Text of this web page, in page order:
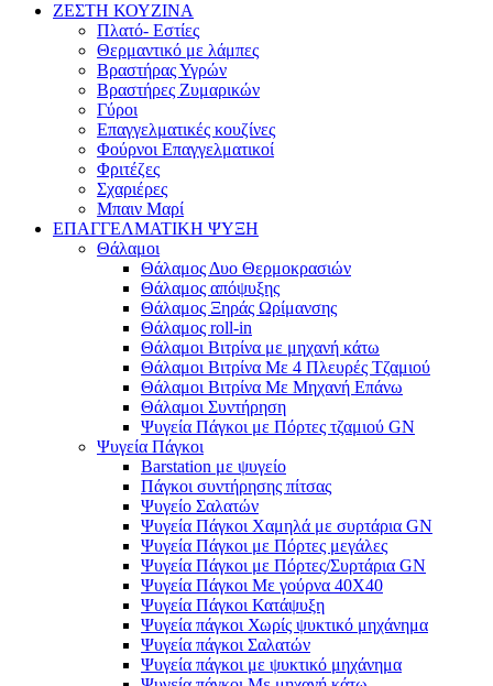
ΖΕΣΤΗ ΚΟΥΖΙΝΑ
Πλατό- Εστίες
Θερμαντικό με λάμπες
Βραστήρας Υγρών
Βραστήρες Ζυμαρικών
Γύροι
Επαγγελματικές κουζίνες
Φούρνοι Επαγγελματικοί
Φριτέζες
Σχαριέρες
Μπαιν Μαρί
ΕΠΑΓΓΕΛΜΑΤΙΚΗ ΨΥΞΗ
Θάλαμοι
Θάλαμος Δυο Θερμοκρασιών
Θάλαμος απόψυξης
Θάλαμος Ξηράς Ωρίμανσης
Θάλαμος roll-in
Θάλαμοι Βιτρίνα με μηχανή κάτω
Θάλαμοι Βιτρίνα Με 4 Πλευρές Τζαμιού
Θάλαμοι Βιτρίνα Με Μηχανή Επάνω
Θάλαμοι Συντήρηση
Ψυγεία Πάγκοι με Πόρτες τζαμιού GN
Ψυγεία Πάγκοι
Barstation με ψυγείο
Πάγκοι συντήρησης πίτσας
Ψυγείο Σαλατών
Ψυγεία Πάγκοι Χαμηλά με συρτάρια GN
Ψυγεία Πάγκοι με Πόρτες μεγάλες
Ψυγεία Πάγκοι με Πόρτες/Συρτάρια GN
Ψυγεία Πάγκοι Με γούρνα 40Χ40
Ψυγεία Πάγκοι Κατάψυξη
Ψυγεία πάγκοι Χωρίς ψυκτικό μηχάνημα
Ψυγεία πάγκοι Σαλατών
Ψυγεία πάγκοι με ψυκτικό μηχάνημα